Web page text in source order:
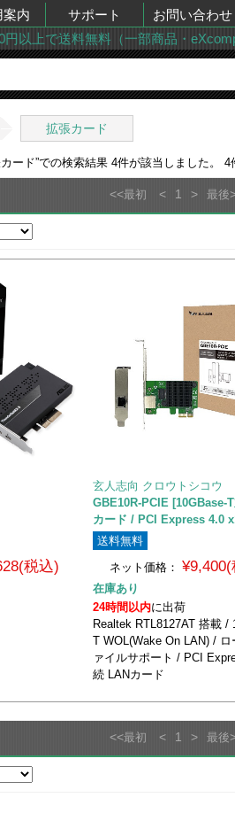
案内 サポート お問い合わせ
円以上で送料無料（一部商品・
拡張カード
ード”での検索結果 4件が該当しました。 4
<<最初 < 1 > 最後
税込)
玄人志向 クロウトシコウ
GBE10R-PCIE [10GBase-
カード / PCI Express 4.0
送料無料
ネット価格：
在庫あり
24時間以内に出荷
Realtek RTL8127AT 搭載 /
T WOL(Wake On LAN) / ロ
ァイルサポート / PCI
続 LANカード
<<最初 < 1 > 最後